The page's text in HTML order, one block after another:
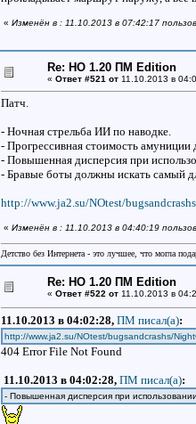
« Изменён в : 11.10.2013 в 07:42:17
Re: НО 1.20 ПМ Edition
« Ответ #521 от11.10.2013 в
Патч.
- Ночная стрельба ИИ по наводке.
- Прогрессивная стоимость амуниции
- Повышенная дисперсия при
- Бравые боты должны искать самый
http://www.ja2.su/NOtest/
« Изменён в : 11.10.2013 в 04:40:19
Детство без Интернета - это лучшее, что могла
Re: НО 1.20 ПМ Edition
« Ответ #522 от11.10.2013 в
11.10.2013 в 04:02:28, ПМ писал(a):
http://www.ja2.su/NOtest/bugsandcrashs/
404 Error File Not Found
11.10.2013 в 04:02:28, ПМ писал(a):
- Повышенная дисперсия при